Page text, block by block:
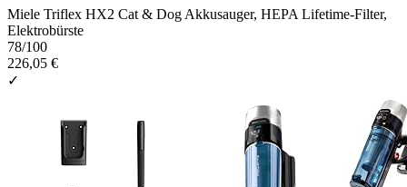
Miele Triflex HX2 Cat & Dog Akkusauger, HEPA Lifetime-Filter,
Elektrobürste
78/100
226,05 €
✓